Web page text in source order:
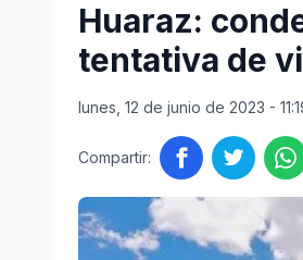
Huaraz:
tentativa de
lunes, 12 de junio de 2023 -
Compartir: